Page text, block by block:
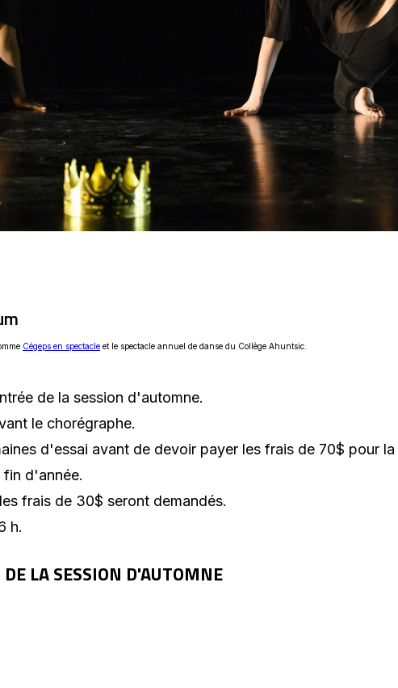
Cégeps en spectacle et le spectacle annuel de danse du Collège Ahuntsic.
de la session d'automne.
le chorégraphe.
d'essai avant de devoir payer les frais de 70$ pour
fin d'année.
frais de 30$ seront demandés.
h.
LA SESSION D'AUTOMNE